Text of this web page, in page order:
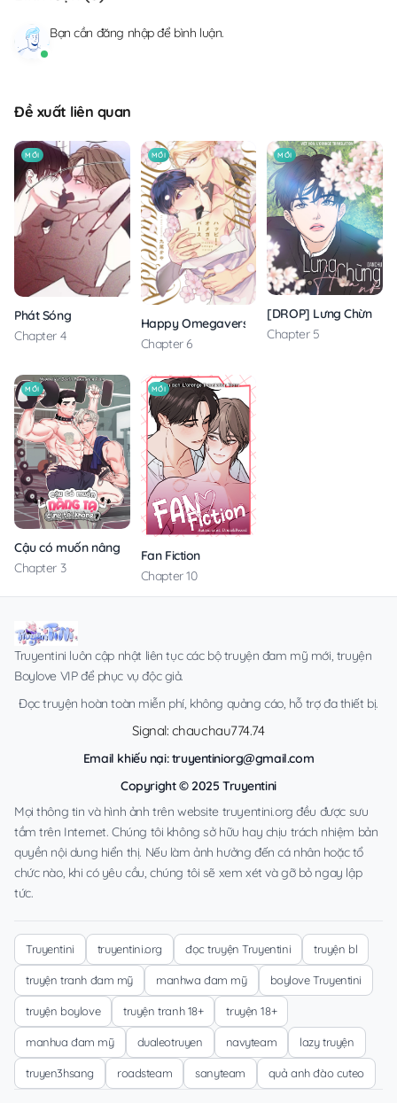
Bạn cần đăng nhậpđể bình luận.
Đề xuất liên quan
MỚI
Phát Sóng
Chapter 4
MỚI
Happy Omegaverse
Chapter 6
MỚI
[DROP] Lưng Chừng
Chapter 5
MỚI
Cậu có muốn nâng tạ cùng tôi không?
Chapter 3
MỚI
Fan Fiction
Chapter 10
Truyentini luôn cập nhật liên tục các bộ truyện đam mỹ mới, truyện
Boylove VIP để phục vụ độc giả.
Đọc truyện hoàn toàn miễn phí, không quảng cáo, hỗ trợ đa thiết bị.
Signal: chauchau774.74
Email khiếu nại:truyentiniorg@gmail.com
Copyright © 2025 Truyentini
Mọi thông tin và hình ảnh trên website truyentini.org đều được sưu
tầm trên Internet. Chúng tôi không sở hữu hay chịu trách nhiệm bản
quyền nội dung hiển thị. Nếu làm ảnh hưởng đến cá nhân hoặc tổ
chức nào, khi có yêu cầu, chúng tôi sẽ xem xét và gỡ bỏ ngay lập
tức.
Truyentini truyentini.org đọc truyện Truyentini truyện bl
truyện tranh đam mỹ manhwa đam mỹ boylove Truyentini
truyện boylove truyện tranh 18+ truyện 18+
manhua đam mỹ dualeotruyen navyteam lazy truyện
truyen3hsang roadsteam sanyteam quả anh đào cuteo